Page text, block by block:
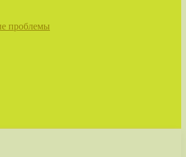
проблемы